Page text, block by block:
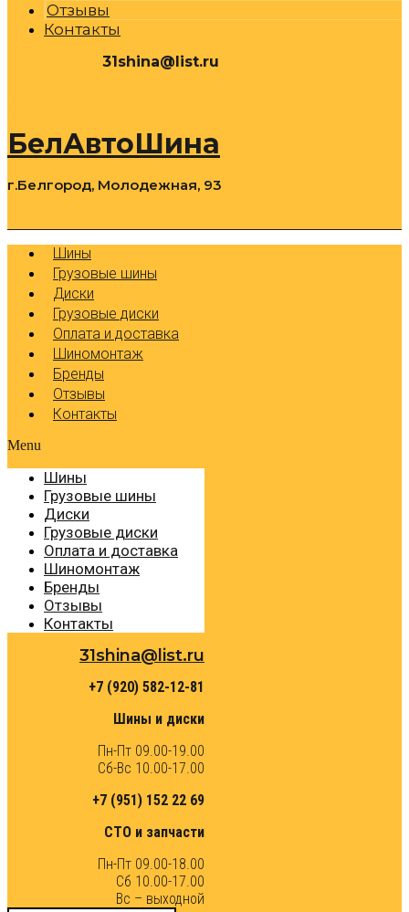
Отзывы
Контакты
31shina@list.ru
БелАвтоШина
г.Белгород, Молодежная, 93
Шины
Грузовые шины
Диски
Грузовые диски
Оплата и доставка
Шиномонтаж
Бренды
Отзывы
Контакты
Menu
Шины
Грузовые шины
Диски
Грузовые диски
Оплата и доставка
Шиномонтаж
Бренды
Отзывы
Контакты
31shina@list.ru
+7 (920) 582-12-81
Шины и диски
Пн-Пт 09.00-19.00
Сб-Вс 10.00-17.00
+7 (951) 152 22 69
СТО и запчасти
Пн-Пт 09.00-18.00
Сб 10.00-17.00
Вс – выходной